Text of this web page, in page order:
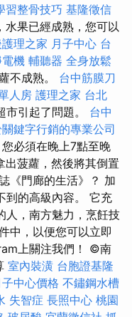
習整骨技巧 基隆徵信
水果已經成熟，您可以
護理之家 月子中心 台
機 輔聽器 全身放鬆
不成熟。 台中筋膜刀
人房 護理之家 台北
引起了問題。 台中
鍵字行銷的專業公司
必須在晚上7點至晚
菠蘿，然後將其倒置
《門廊的生活》？ 加
到的高級內容。 它充
人，南方魅力，烹飪技
中，以便您可以立即
上關注我們！ ©南
室內裝潢 台胞證基隆
子中心價格 不鏽鋼水槽
失智症 長照中心 桃園